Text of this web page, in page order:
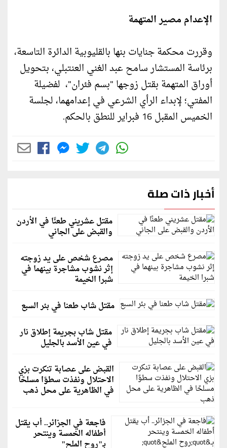
الإعدام مصير المتهمة
وقررت محكمة جنايات بنها بالقليوبية الدائرة التاسعة،
برئاسة المستشار سامح عبد الغني العنتبلي، بتحويل
أوراق المتهمة بقتل زوجها "بسم فئران"، لفضيلة
المفتي؛ لإبداء الرأي الشرعي في إعدامهما، لجلسة
الخميس المقبل 16 فبراير للنطق بالحكم.
أخبار ذات صلة
مقتل عشريني طعنًا في الأردن
والقبض على الجاني
مصرع شخص على يد زوجته
إثر نشوب مشاجرة بينهما في
شبرا الخيمة
مقتل شاب طعنا في بئر السبع
مقتل شاب بجريمة إطلاق نار
في عين الأسد بالجليل
القبض على عصابة تنكرت بزي
الاحتلال ونفذت سطوًا مسلحًا
في الظاهرية على محل ذهب
فاجعة في الجزائر.. أب يقتل
أطفاله الخمسة وينتحر
بـ"روح الملح"